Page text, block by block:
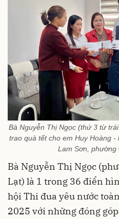
Bà Nguyễn Thị Ngọc (thứ 3 từ
trao quà tết cho em Huy Hoàng
Lam Sơn,
Bà Nguyễn Thị Ngọc
Lạt) là 1 trong 36 điển
hội Thi đua yêu nước
2025 với những đóng